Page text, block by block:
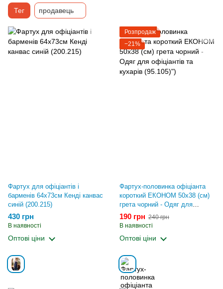
Тег продавець
Фартух для офіціантів і
барменів 64х73см Кенді канвас
синій (200.215)
430 грн
В наявності
Оптові ціни
Розпродаж
−21%
Фартух-половинка офіціанта
короткий ЕКОНОМ 50x38 (см)
грета чорний - Одяг для
офіціантів та кухарів (95.105)")
190 грн 240 грн
В наявності
Оптові ціни